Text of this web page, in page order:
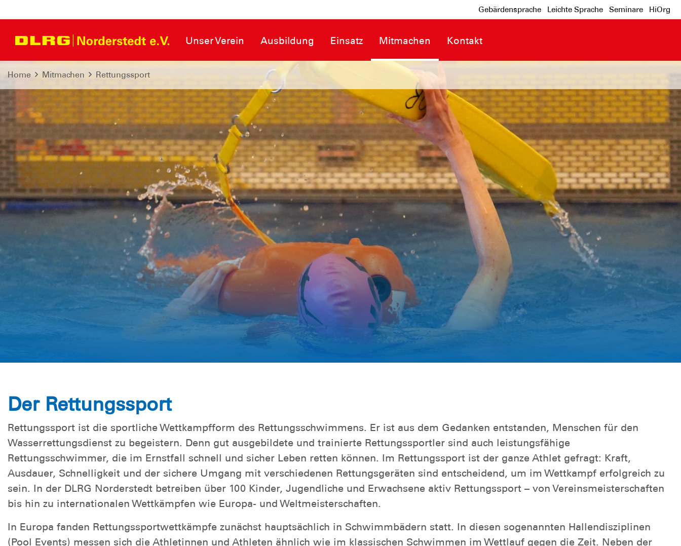
Gebärdensprache Leichte Sprache Seminare HiOrg
Unser Verein Ausbildung Einsatz Mitmachen Kontakt
Home Mitmachen Rettungssport
Der Rettungssport
Rettungssport ist die sportliche Wettkampfform des Rettungsschwimmens. Er ist aus dem Gedanken entstanden, Menschen für den
Wasserrettungsdienst zu begeistern. Denn gut ausgebildete und trainierte Rettungssportler sind auch leistungsfähige
Rettungsschwimmer, die im Ernstfall schnell und sicher Leben retten können. Im Rettungssport ist der ganze Athlet gefragt: Kraft,
Ausdauer, Schnelligkeit und der sichere Umgang mit verschiedenen Rettungsgeräten sind entscheidend, um im Wettkampf erfolgreich zu
sein. In der DLRG Norderstedt betreiben über 100 Kinder, Jugendliche und Erwachsene aktiv Rettungssport – von Vereinsmeisterschaften
bis hin zu internationalen Wettkämpfen wie Europa- und Weltmeisterschaften.
In Europa fanden Rettungssportwettkämpfe zunächst hauptsächlich in Schwimmbädern statt. In diesen sogenannten Hallendisziplinen
(Pool Events) messen sich die Athletinnen und Athleten ähnlich wie im klassischen Schwimmen im Wettlauf gegen die Zeit. Neben der